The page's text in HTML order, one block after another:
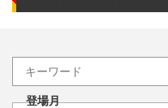
登場月